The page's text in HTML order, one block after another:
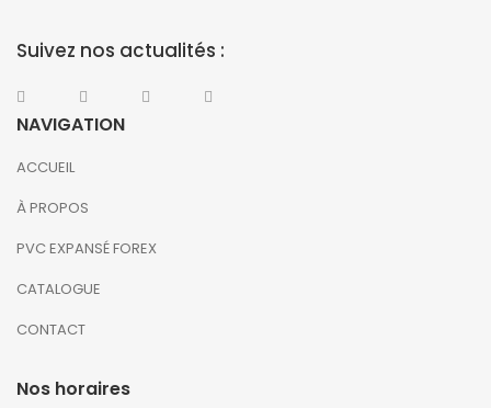
Suivez nos actualités :
NAVIGATION
ACCUEIL
À PROPOS
PVC EXPANSÉ FOREX
CATALOGUE
CONTACT
Nos horaires